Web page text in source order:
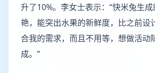
升了10%。李女士表示：“快米兔生
艳，能突出水果的新鲜度，比之前设
合我的需求，而且不用等，想做活动
成。”